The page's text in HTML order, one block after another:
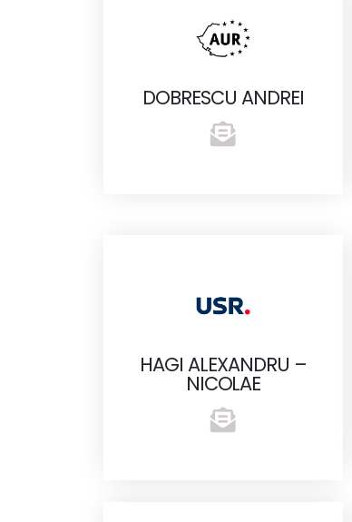
DOBRESCU ANDREI
HAGI ALEXANDRU –
NICOLAE